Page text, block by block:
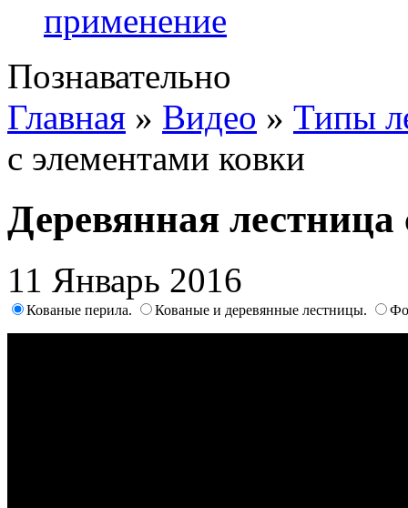
применение
Познавательно
Главная » Видео » Типы
с элементами ковки
Деревянная
11 Январь 2016
Кованые перила. Кованые и деревянные лестницы.